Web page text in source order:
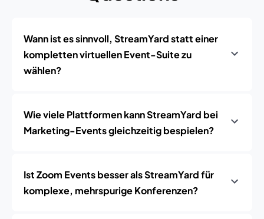
Wann ist es sinnvoll, StreamYard statt einer
kompletten virtuellen Event-Suite zu
wählen?
Wie viele Plattformen kann StreamYard bei
Marketing-Events gleichzeitig bespielen?
Ist Zoom Events besser als StreamYard für
komplexe, mehrspurige Konferenzen?